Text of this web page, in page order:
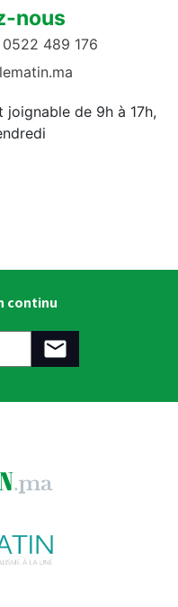
nous
0522 489 176
de 9h à 17h,
continu